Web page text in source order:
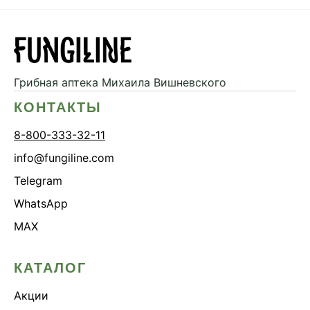
Дикий ямс
Желчегонное
Женское здоровье
Зависимости
Защита печени
Зверобой
Здоровое пищеварение
Здоровые суставы
Грибная аптека Михаила Вишневского
КОНТАКТЫ
8-800-333-32-11
info@fungiline.com
Telegram
WhatsApp
MAX
КАТАЛОГ
Акции